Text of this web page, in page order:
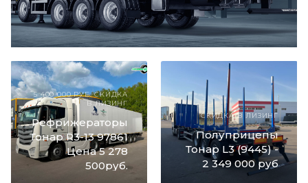
5 400 000 РУБ. СКИДКА
В ЛИЗИНГ
Рефрижераторы
Тонар R3-13 97861
Цена 5 278
500руб.
СКИДКА В ЛИЗИНГ
Полуприцепы
Тонар L3 (9445) -
2 349 000 руб